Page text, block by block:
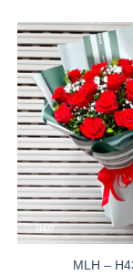
MLH –